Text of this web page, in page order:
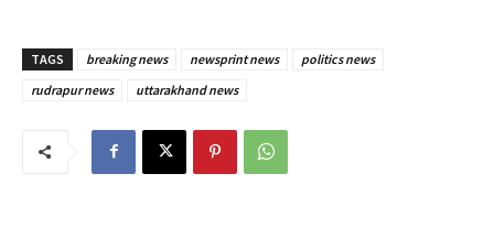
TAGS breaking news newsprint news
politics news
rudrapur news
uttarakhand news